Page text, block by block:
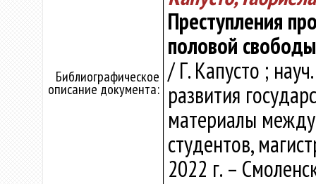
Библиографическое
описание документа:
Преступления
половой
/ Г. Капусто ;
развития
материалы
студентов,
2022 г. –